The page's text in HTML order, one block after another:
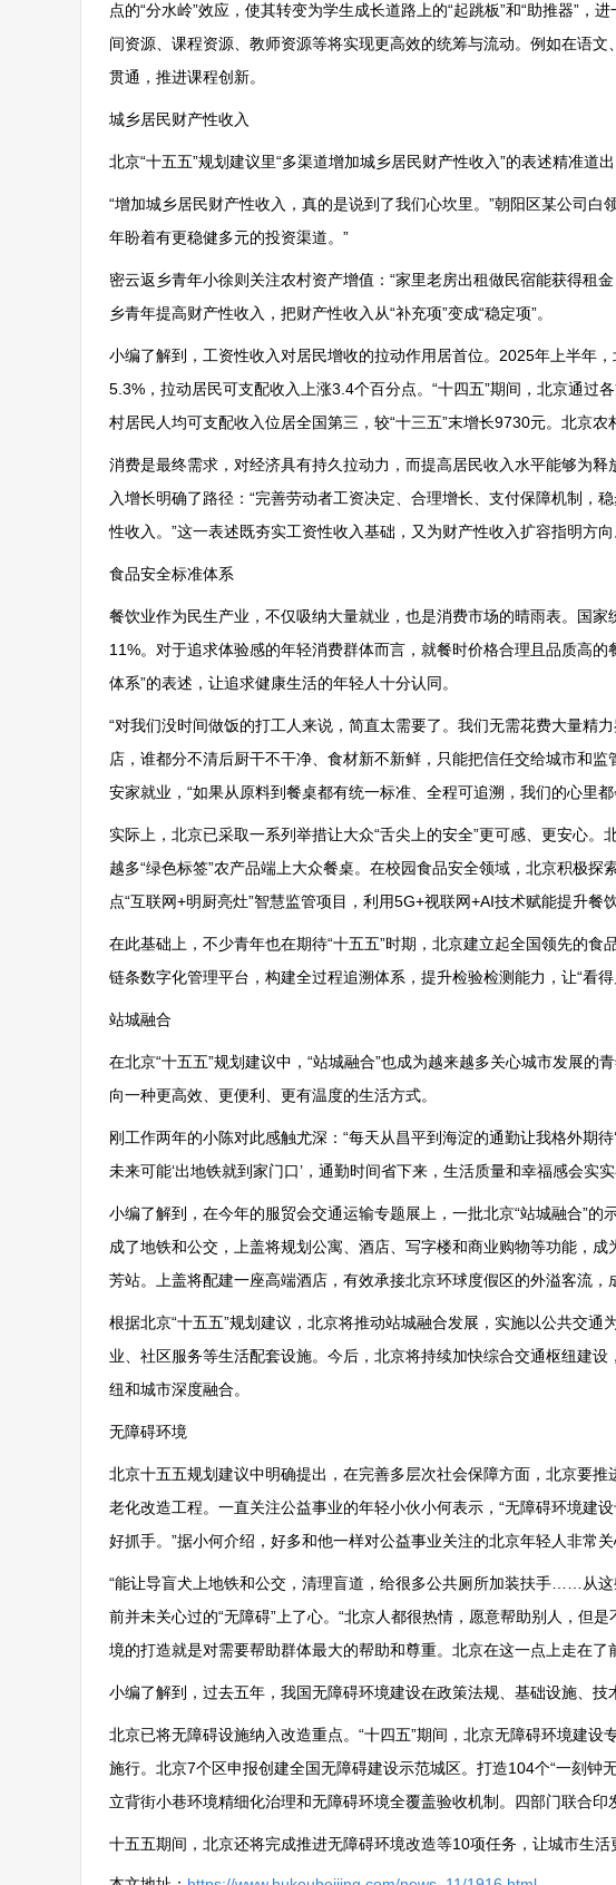
点的“分水岭”效应，使其转变为学生成长道路上的“起跳板”和“助推器”
间资源、课程资源、教师资源等将实现更高效的统筹与流动。例如在语
贯通，推进课程创新。
城乡居民财产性收入
北京“十五五”规划建议里“多渠道增加城乡居民财产性收入”的表述精准道
“增加城乡居民财产性收入，真的是说到了我们心坎里。”朝阳区某公司
年盼着有更稳健多元的投资渠道。”
密云返乡青年小徐则关注农村资产增值：“家里老房出租做民宿能获得租
乡青年提高财产性收入，把财产性收入从“补充项”变成“稳定项”。
小编了解到，工资性收入对居民增收的拉动作用居首位。2025年上半年
5.3%，拉动居民可支配收入上涨3.4个百分点。“十四五”期间，北京通
村居民人均可支配收入位居全国第三，较“十三五”末增长9730元。北京农
消费是最终需求，对经济具有持久拉动力，而提高居民收入水平能够为
入增长明确了路径：“完善劳动者工资决定、合理增长、支付保障机制
性收入。”这一表述既夯实工资性收入基础，又为财产性收入扩容指明方向
食品安全标准体系
餐饮业作为民生产业，不仅吸纳大量就业，也是消费市场的晴雨表。国
11%。对于追求体验感的年轻消费群体而言，就餐时价格合理且品质高
体系”的表述，让追求健康生活的年轻人十分认同。
“对我们没时间做饭的打工人来说，简直太需要了。我们无需花费大量精
店，谁都分不清后厨干不干净、食材新不新鲜，只能把信任交给城市和
安家就业，“如果从原料到餐桌都有统一标准、全程可追溯，我们的心里
实际上，北京已采取一系列举措让大众“舌尖上的安全”更可感、更安心
越多“绿色标签”农产品端上大众餐桌。在校园食品安全领域，北京积极
点“互联网+明厨亮灶”智慧监管项目，利用5G+视联网+AI技术赋能提升餐
在此基础上，不少青年也在期待“十五五”时期，北京建立起全国领先的
链条数字化管理平台，构建全过程追溯体系，提升检验检测能力，让“看
站城融合
在北京“十五五”规划建议中，“站城融合”也成为越来越多关心城市发展
向一种更高效、更便利、更有温度的生活方式。
刚工作两年的小陈对此感触尤深：“每天从昌平到海淀的通勤让我格外期
未来可能‘出地铁就到家门口’，通勤时间省下来，生活质量和幸福感会实
小编了解到，在今年的服贸会交通运输专题展上，一批北京“站城融合”
成了地铁和公交，上盖将规划公寓、酒店、写字楼和商业购物等功能，
芳站。上盖将配建一座高端酒店，有效承接北京环球度假区的外溢客流，
根据北京“十五五”规划建议，北京将推动站城融合发展，实施以公共交
业、社区服务等生活配套设施。今后，北京将持续加快综合交通枢纽建
纽和城市深度融合。
无障碍环境
北京十五五规划建议中明确提出，在完善多层次社会保障方面，北京要
老化改造工程。一直关注公益事业的年轻小伙小何表示，“无障碍环境建
好抓手。”据小何介绍，好多和他一样对公益事业关注的北京年轻人非常关
“能让导盲犬上地铁和公交，清理盲道，给很多公共厕所加装扶手……从
前并未关心过的“无障碍”上了心。“北京人都很热情，愿意帮助别人，但
境的打造就是对需要帮助群体最大的帮助和尊重。北京在这一点上走在了
小编了解到，过去五年，我国无障碍环境建设在政策法规、基础设施、技
北京已将无障碍设施纳入改造重点。“十四五”期间，北京无障碍环境建
施行。北京7个区申报创建全国无障碍建设示范城区。打造104个“一刻
立背街小巷环境精细化治理和无障碍环境全覆盖验收机制。四部门联合印
十五五期间，北京还将完成推进无障碍环境改造等10项任务，让城市生活